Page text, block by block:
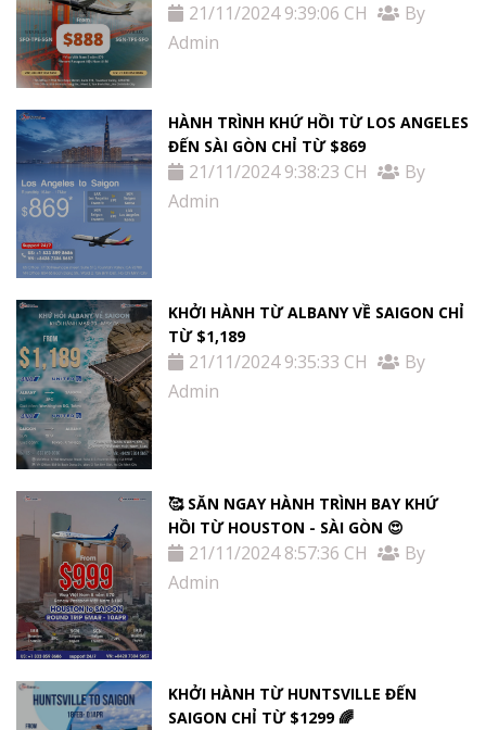
Liên
Hệ
21/11/2024 9:39:06 CH
By
Admin
HÀNH TRÌNH KHỨ HỒI TỪ LOS ANGELES
ĐẾN SÀI GÒN CHỈ TỪ $869
21/11/2024 9:38:23 CH
By
Admin
KHỞI HÀNH TỪ ALBANY VỀ SAIGON CHỈ
TỪ $1,189
21/11/2024 9:35:33 CH
By
Admin
🥰 SĂN NGAY HÀNH TRÌNH BAY KHỨ
HỒI TỪ HOUSTON - SÀI GÒN 😍
21/11/2024 8:57:36 CH
By
Admin
KHỞI HÀNH TỪ HUNTSVILLE ĐẾN
SAIGON CHỈ TỪ $1299 🌈